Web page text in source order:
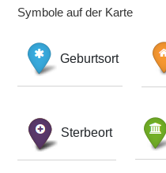
Symbole auf der Karte
Geburtsort
Sterbeort